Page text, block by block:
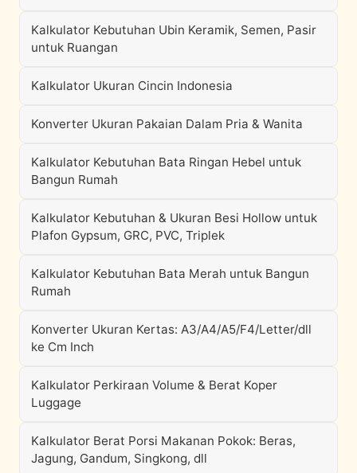
Kalkulator Kebutuhan Ubin Keramik, Semen, Pasir
untuk Ruangan
Kalkulator Ukuran Cincin Indonesia
Konverter Ukuran Pakaian Dalam Pria & Wanita
Kalkulator Kebutuhan Bata Ringan Hebel untuk
Bangun Rumah
Kalkulator Kebutuhan & Ukuran Besi Hollow untuk
Plafon Gypsum, GRC, PVC, Triplek
Kalkulator Kebutuhan Bata Merah untuk Bangun
Rumah
Konverter Ukuran Kertas: A3/A4/A5/F4/Letter/dll
ke Cm Inch
Kalkulator Perkiraan Volume & Berat Koper
Luggage
Kalkulator Berat Porsi Makanan Pokok: Beras,
Jagung, Gandum, Singkong, dll